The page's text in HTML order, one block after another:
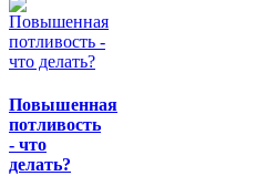
Повышенная
потливость
- что
делать?